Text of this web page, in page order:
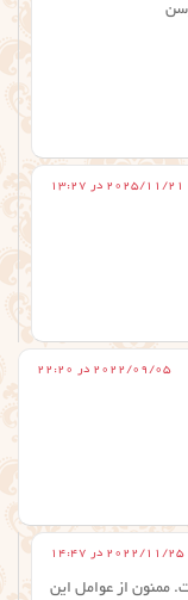
2025/11/21 در 13:27
2022/09/05 در 22:20
2022/11/25 در 14:47
ممنون از عوامل این